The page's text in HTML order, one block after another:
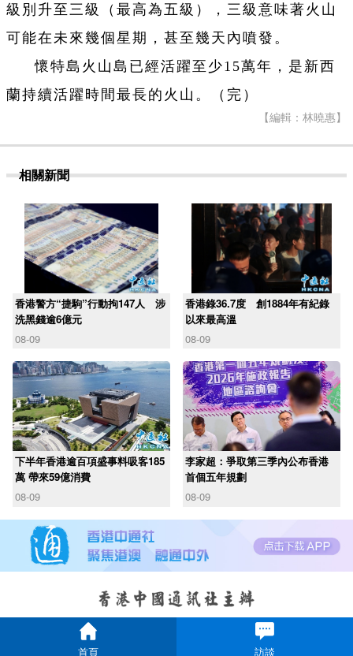
級別升至三級（最高為五級），三級意味著火山
可能在未來幾個星期，甚至幾天內噴發。
懷特島火山島已經活躍至少15萬年，是新西
蘭持續活躍時間最長的火山。（完）
【編輯：林曉惠】
相關新聞
香港警方“捷駒”行動拘147人 涉
洗黑錢逾6億元
08-09
香港錄36.7度 創1884年有紀錄
以來最高溫
08-09
下半年香港逾百項盛事料吸客185
萬 帶來59億消費
08-09
李家超：爭取第三季內公布香港
首個五年規劃
08-09
首頁 訪談